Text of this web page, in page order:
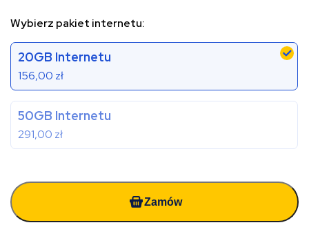
Wybierz pakiet internetu:
20GB Internetu
156,00 zł
50GB Internetu
291,00 zł
Zamów